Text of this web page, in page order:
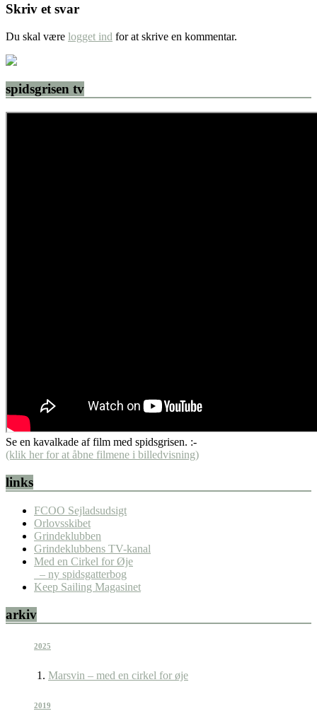
Skriv et svar
Du skal være logget ind for at skrive en kommentar.
spidsgrisen tv
Se en kavalkade af film med spidsgrisen. :-
(klik her for at åbne filmene i billedvisning)
links
FCOO Sejladsudsigt
Orlovsskibet
Grindeklubben
Grindeklubbens TV-kanal
Med en Cirkel for Øje
– ny spidsgatterbog
Keep Sailing Magasinet
arkiv
2025
Marsvin – med en cirkel for øje
2019